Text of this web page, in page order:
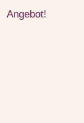
Angebot!